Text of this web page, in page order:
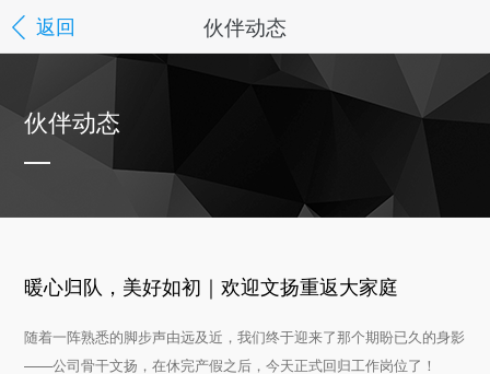
返回 伙伴动态
伙伴动态
暖心归队，美好如初｜欢迎文扬重返大家庭
随着一阵熟悉的脚步声由远及近，我们终于迎来了那个期盼已久的身影
——公司骨干文扬，在休完产假之后，今天正式回归工作岗位了！